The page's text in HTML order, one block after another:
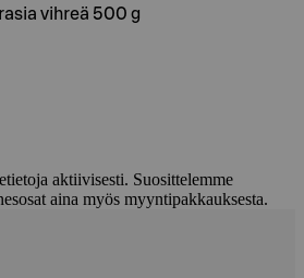
vihreä 500 g
aktiivisesti. Suosittelemme
aina myös myyntipakkauksesta.